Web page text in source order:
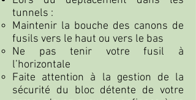
tunnels :
Maintenir la bouche des canons de
fusils vers le haut ou vers le bas
Ne pas tenir votre fusil à
l’horizontale
Faite attention à la gestion de la
sécurité du bloc détente de votre